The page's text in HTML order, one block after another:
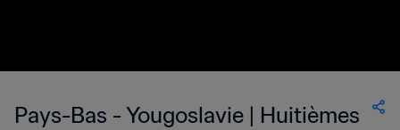
Pays-Bas - Yougoslavie | Huitièmes